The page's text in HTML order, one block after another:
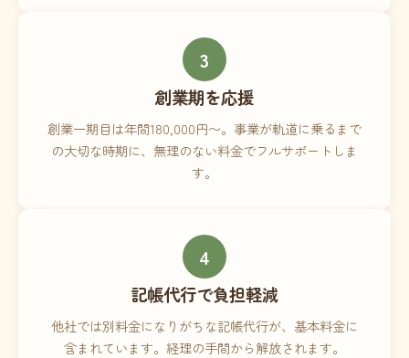
3
創業期を応援
創業一期目は年間180,000円〜。事業が軌道に乗るまで
の大切な時期に、無理のない料金でフルサポートしま
す。
4
記帳代行で負担軽減
他社では別料金になりがちな記帳代行が、基本料金に
含まれています。経理の手間から解放されます。